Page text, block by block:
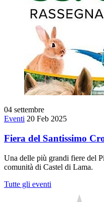
04 settembre
Eventi 20 Feb 2025
Fiera del Santissimo
Una delle più grandi fiere del
comunità di Castel di Lama.
Tutte gli eventi